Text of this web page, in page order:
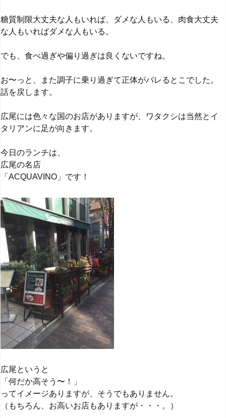
糖質制限大丈夫な人もいれば、ダメな人もいる、肉食大丈夫
な人もいればダメな人もいる。
でも、食べ過ぎや偏り過ぎは良くないですね。
お〜っと、また調子に乗り過ぎて正体がバレるとこでした。
話を戻します。
広尾には色々な国のお店がありますが、ワタクシは当然とイ
タリアンに足が向きます。
今日のランチは、
広尾の名店
「ACQUAVINO」です！
広尾というと
「何だか高そう〜！」
ってイメージありますが、そうでもありません。
（もちろん、お高いお店もありますが・・・。）